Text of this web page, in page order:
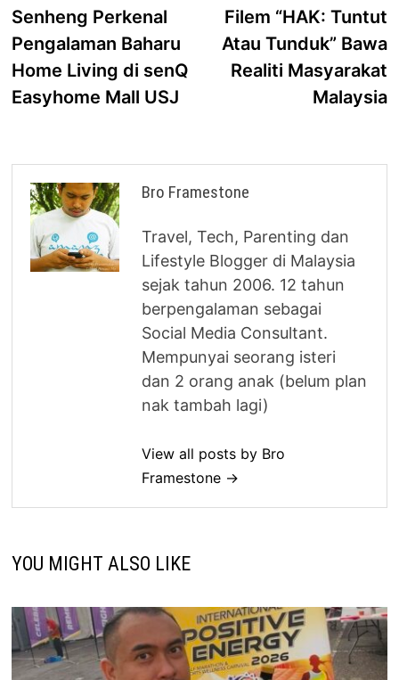
navigationpost:
Senheng Perkenal
Pengalaman Baharu
Home Living di senQ
Easyhome Mall USJ
Filem “HAK: Tuntut
Atau Tunduk” Bawa
Realiti Masyarakat
Malaysia
Bro Framestone
Travel, Tech, Parenting dan
Lifestyle Blogger di Malaysia
sejak tahun 2006. 12 tahun
berpengalaman sebagai
Social Media Consultant.
Mempunyai seorang isteri
dan 2 orang anak (belum plan
nak tambah lagi)
View all posts by Bro
Framestone →
YOU MIGHT ALSO LIKE